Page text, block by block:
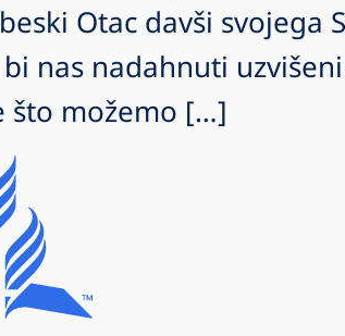
Otac davši svojega
nas nadahnuti
što možemo […]